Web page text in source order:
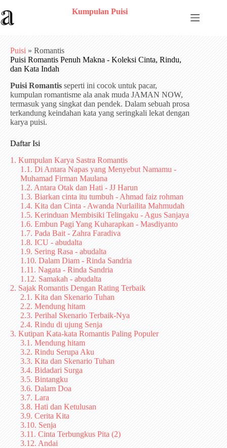
to
content
Kumpulan Puisi
Puisi » Romantis
Puisi Romantis Penuh Makna - Koleksi Cinta, Rindu,
dan Kata Indah
Puisi Romantis seperti ini cocok untuk pacar,
kumpulan romantisme ala anak muda JAMAN NOW,
termasuk yang singkat dan pendek. Dalam sebuah prosa
terkandung keindahan kata yang seringkali lekat dengan
karya puisi.
Daftar Isi
1. Kumpulan Karya Sastra Romantis
1.1. Di Antara Napas yang Menyebut Namamu -
Muhamad Firman Maulana
1.2. Antara Otak dan Hati - JJ Harun
1.3. Biarkan cinta itu tumbuh - Ahmad faiz rohman
1.4. Kita dan Cinta - Awanda Nurlailita Mahmudah
1.5. Kerinduan Membisiki Telingaku - Agus Sanjaya
1.6. Embun Pagi Yang Kuharapkan - Masdiyanto
1.7. Pada Bait - Zahra Faradiva
1.8. ICU - abudalta
1.9. Sering Rasa - abudalta
1.10. Dalam Diam - Rinda Sandria
1.11. Nagata - Rinda Sandria
1.12. Samakah - abudalta
2. Sajak Romantis Dengan Rating Terbaik
2.1. Kita dan Skenario Tuhan
2.2. Mendung hitam
2.3. Perihal Skenario Terbaik-Nya
2.4. Rindu di ujung Senja
3. Kutipan Kata-kata Romantis Paling Populer
3.1. Mendung hitam
3.2. Rindu Serupa Aku
3.3. Kita dan Skenario Tuhan
3.4. Bidadari Surga
3.5. Bintangku
3.6. Dalam Doa
3.7. Lara
3.8. Hati dan Ketulusan
3.9. Cerita Kita
3.10. Senja
3.11. Cinta Terbungkus Pita (2)
3.12. Andai